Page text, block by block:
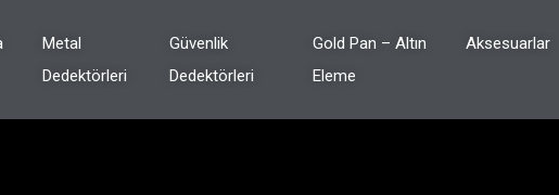
Metal
Dedektörleri
Güvenlik
Dedektörleri
Gold Pan – Altın
Eleme
Aksesuarlar